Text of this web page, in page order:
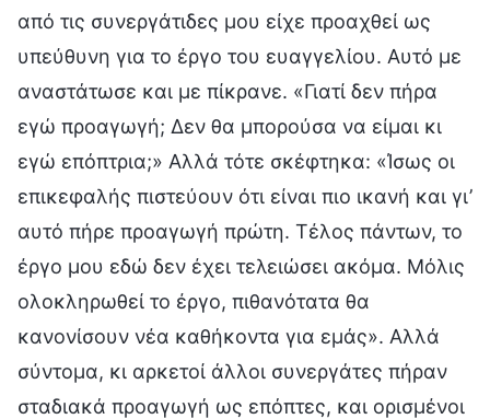
από τις συνεργάτιδες μου είχε προαχθεί ως
υπεύθυνη για το έργο του ευαγγελίου. Αυτό με
αναστάτωσε και με πίκρανε. «Γιατί δεν πήρα
εγώ προαγωγή; Δεν θα μπορούσα να είμαι κι
εγώ επόπτρια;» Αλλά τότε σκέφτηκα: «Ίσως οι
επικεφαλής πιστεύουν ότι είναι πιο ικανή και γι’
αυτό πήρε προαγωγή πρώτη. Τέλος πάντων, το
έργο μου εδώ δεν έχει τελειώσει ακόμα. Μόλις
ολοκληρωθεί το έργο, πιθανότατα θα
κανονίσουν νέα καθήκοντα για εμάς». Αλλά
σύντομα, κι αρκετοί άλλοι συνεργάτες πήραν
σταδιακά προαγωγή ως επόπτες, και ορισμένοι